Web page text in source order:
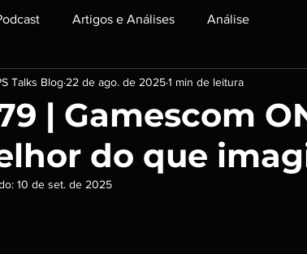
Artigos e Análises Análise
| Gamescom
do que
Talks Blog 22 de ago. de 20251 min de leitura
10 de set. de 2025